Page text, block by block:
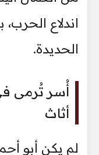
اندلاع الحرب،
الحديدة.
أُسر تُرمى
أثاث